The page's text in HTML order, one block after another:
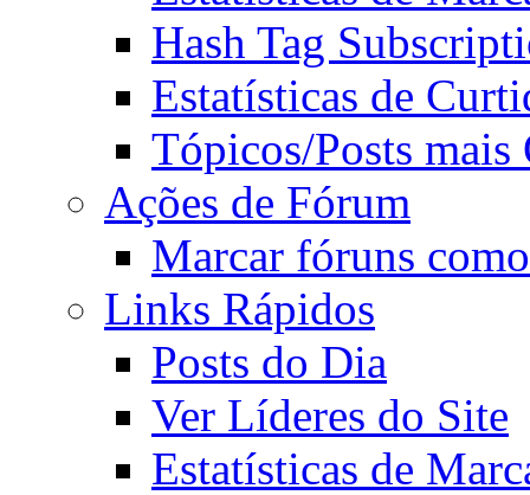
Hash Tag
Estatísticas de
Tópicos/Posts mais
Ações de Fórum
Marcar fóruns
Links Rápidos
Posts do Dia
Ver Líderes do Site
Estatísticas de